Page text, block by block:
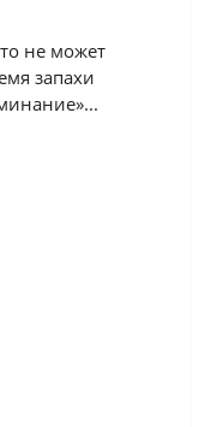
не может
запахи